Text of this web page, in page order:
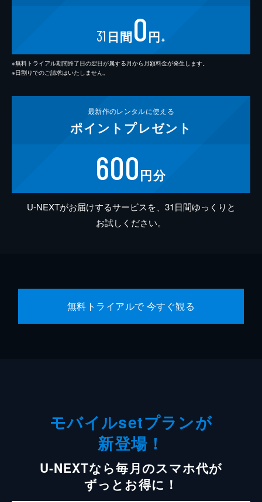
31 日間0円 ※
※無料トライアル期間終了日の翌日が属する月から月額料金が発生します。
※日割りでのご請求はいたしません。
最新作のレンタルに使える
ポイント プレゼント
600円分
U-NEXTがお届けするサービスを、31日間ゆっくりと
お試しください。
無料トライアルで 今すぐ観る
モバイルsetプランが
新登場！
U-NEXTなら毎月のスマホ代が
ずっとお得に！